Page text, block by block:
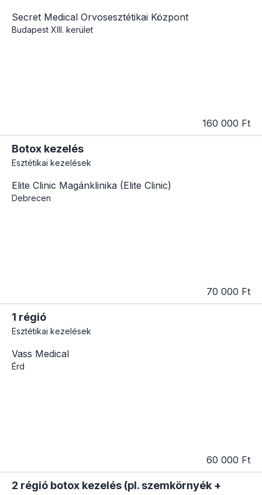
Secret Medical Orvosesztétikai Központ
Budapest XIII. kerület
160 000 Ft
Botox kezelés
Esztétikai kezelések
Elite Clinic Magánklinika (Elite Clinic)
Debrecen
70 000 Ft
1 régió
Esztétikai kezelések
Vass Medical
Érd
60 000 Ft
2 régió botox kezelés (pl. szemkörnyék +